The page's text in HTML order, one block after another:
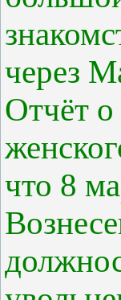
через
Отчёт о
что 8